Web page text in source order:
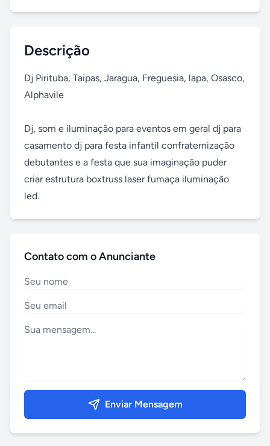
Descrição
Dj Pirituba, Taipas, Jaragua, Freguesia, lapa, Osasco,
Alphavile
Dj, som e iluminação para eventos em geral dj para
casamento dj para festa infantil confraternização
debutantes e a festa que sua imaginação puder
criar estrutura boxtruss laser fumaça iluminação
led.
Contato com o Anunciante
Enviar Mensagem